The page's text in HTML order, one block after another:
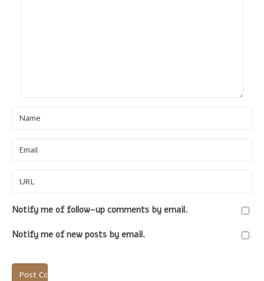
Name
Email
Notify me of follow-up comments by email.
Notify me of new posts by email.